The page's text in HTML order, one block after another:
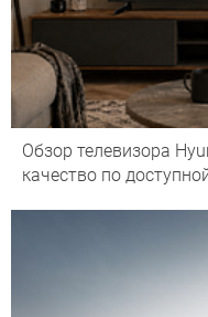
Обзор телевизора
качество по